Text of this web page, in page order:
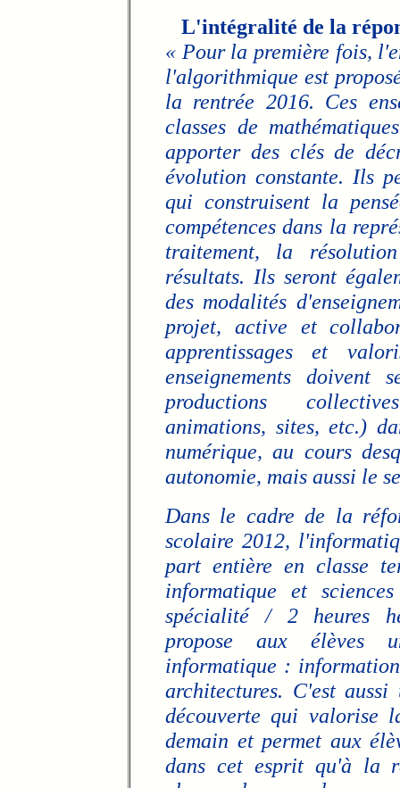
L'intégralité de la
« Pour la première fois,
l'algorithmique est
la rentrée 2016. Ces
classes de
apporter des clés de
évolution constante. Ils
qui construisent la
compétences dans la
traitement, la
résultats. Ils seront
des modalités
projet, active et
apprentissages et
enseignements
productions
animations, sites, etc.)
numérique, au cours
autonomie, mais aussi le
Dans le cadre de la
scolaire 2012,
part entière en classe
informatique et
spécialité / 2 heures
propose aux élèves
informatique :
architectures. C'est
découverte qui valorise
demain et permet aux
dans cet esprit qu'à la